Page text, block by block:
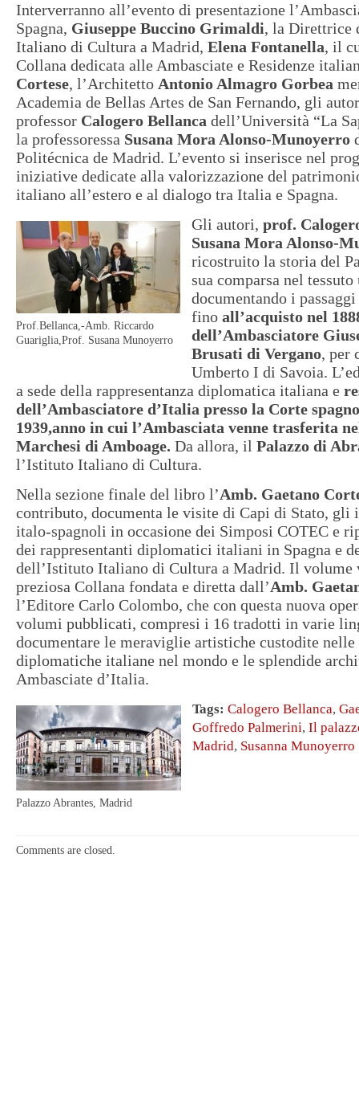
Interverranno all’evento di presentazione
Spagna, Giuseppe Buccino Grimaldi, la Direttrice
Italiano di Cultura a Madrid, Elena Fontanella, il
Collana dedicata alle Ambasciate e Residenze
Cortese, l’Architetto Antonio Almagro Gorbea
Academia de Bellas Artes de San Fernando, gli
professor Calogero Bellanca dell’Università “La
la professoressa Susana Mora Alonso-Munoyerro
Politécnica de Madrid. L’evento si inserisce nel
iniziative dedicate alla valorizzazione del
italiano all’estero e al dialogo tra Italia e Spagna.
Prof.Bellanca,-Amb. Riccardo
Guariglia,Prof. Susana Munoyerro
Gli autori, prof.
Susana Mora Alonso-
ricostruito la storia del
sua comparsa nel
documentando i
fino all’acquisto nel
dell’Ambasciatore
Brusati di Vergano, per
Umberto I di Savoia.
a sede della rappresentanza diplomatica italiana e
dell’Ambasciatore d’Italia presso la Corte
1939,anno in cui l’Ambasciata venne trasferita
Marchesi di Amboage. Da allora, il Palazzo di
l’Istituto Italiano di Cultura.
Nella sezione finale del libro l’Amb. Gaetano
contributo, documenta le visite di Capi di Stato,
italo-spagnoli in occasione dei Simposi COTEC e
dei rappresentanti diplomatici italiani in Spagna e
dell’Istituto Italiano di Cultura a Madrid. Il volume
preziosa Collana fondata e diretta dall’Amb.
l’Editore Carlo Colombo, che con questa nuova
volumi pubblicati, compresi i 16 tradotti in varie
documentare le meraviglie artistiche custodite nelle
diplomatiche italiane nel mondo e le splendide
Ambasciate d’Italia.
Palazzo Abrantes, Madrid
Tags: Calogero Bellanca,
Goffredo Palmerini, Il
Madrid, Susanna Munoyerro
Comments are closed.